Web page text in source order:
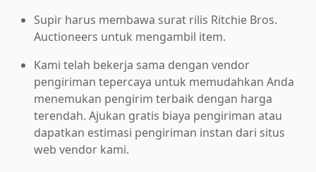
Supir harus membawa surat rilis Ritchie Bros.
Auctioneers untuk mengambil item.
Kami telah bekerja sama dengan vendor
pengiriman tepercaya untuk memudahkan Anda
menemukan pengirim terbaik dengan harga
terendah. Ajukan gratis biaya pengiriman atau
dapatkan estimasi pengiriman instan dari situs
web vendor kami.